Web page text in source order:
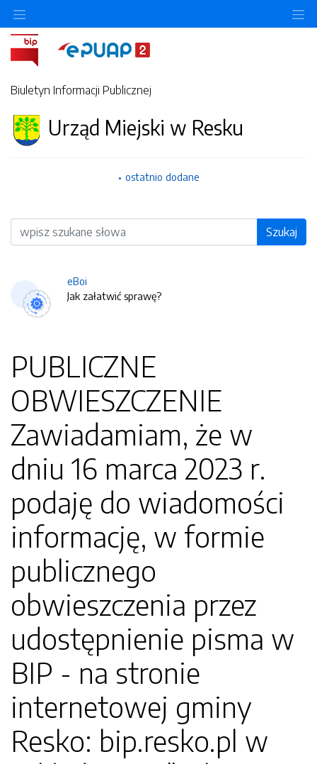
Biuletyn Informacji Publicznej
Urząd Miejski w Resku
ostatnio dodane
Wyszukiwarka Szukaj
eBoi
Jak załatwić sprawę?
PUBLICZNE
OBWIESZCZENIE
Zawiadamiam, że w
dniu 16 marca 2023 r.
podaję do wiadomości
informację, w formie
publicznego
obwieszczenia przez
udostępnienie pisma w
BIP - na stronie
internetowej gminy
Resko: bip.resko.pl w